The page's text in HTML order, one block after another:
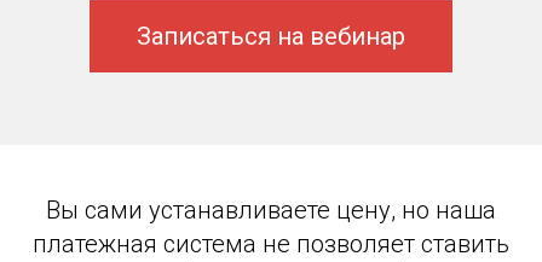
Записаться на вебинар
Вы сами устанавливаете цену, но наша
платежная система не позволяет ставить